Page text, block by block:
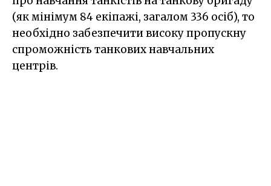
(як мінімум 84 екіпажі, загалом 336 осіб), то
необхідно забезпечити високу пропускну
спроможність танкових навчальних
центрів.